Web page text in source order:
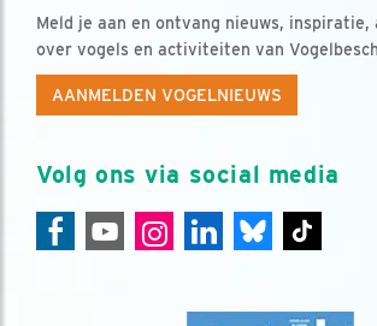
Meld je aan en ontvang nieuws, inspiratie,
over vogels en activiteiten van
AANMELDEN VOGELNIEUWS
Volg ons via social media